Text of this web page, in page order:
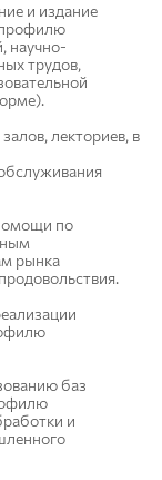
и издание
научно-
трудов,
лекториев, в
по
рынка
баз
и